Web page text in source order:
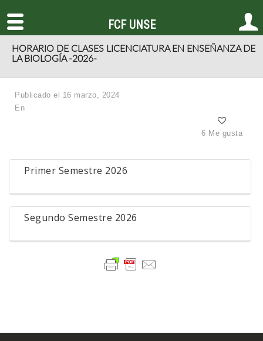
HORARIO DE CLASES LICENCIATURA EN ENSEÑANZA DE
LA BIOLOGÍA -2026-
Publicado el 16 marzo, 2024
En
6 Me gusta
Primer Semestre 2026
Segundo Semestre 2026
FCF UNSE